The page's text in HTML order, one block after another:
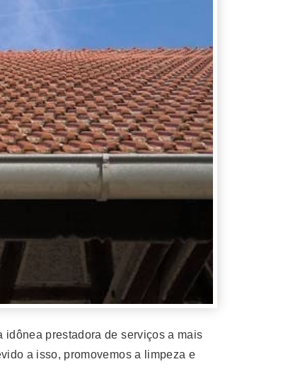
prestadora de serviços a mais
a isso, promovemos a limpeza e